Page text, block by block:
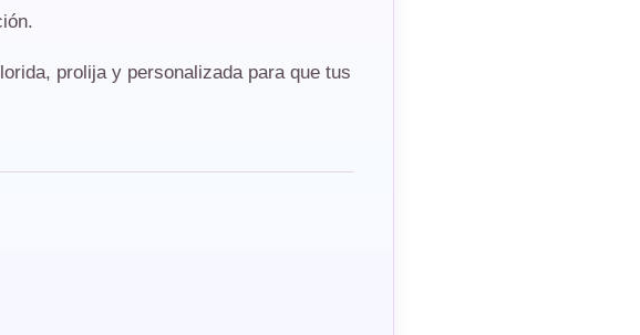
prolija y personalizada para que tus